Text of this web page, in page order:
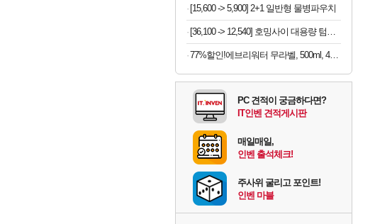
[15,600 -> 5,900] 2+1 일반형 물병파우치
[36,100 -> 12,540] 호밍사이 대용량 텀블러 304스텐
77%할인!에브리워터 무라벨, 500ml, 40개
PC 견적이 궁금하다면?
IT인벤 견적게시판
매일매일,
인벤 출석체크!
주사위 굴리고 포인트!
인벤 마블